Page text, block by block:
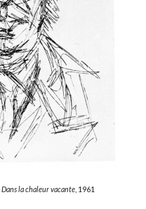
Dans la chaleur vacante, 1961